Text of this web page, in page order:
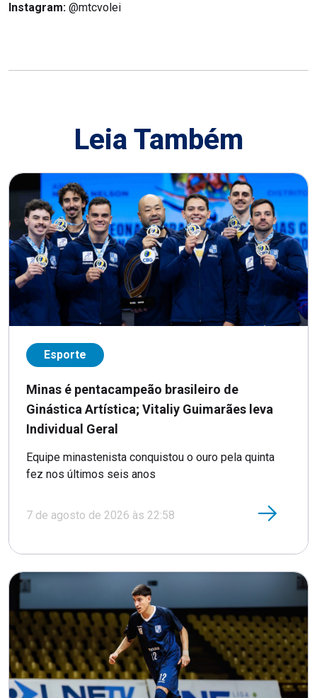
Instagram: @mtcvolei
Leia Também
Esporte
Minas é pentacampeão brasileiro de
Ginástica Artística; Vitaliy Guimarães leva
Individual Geral
Equipe minastenista conquistou o ouro pela quinta
fez nos últimos seis anos
7 de agosto de 2026 às 22:58